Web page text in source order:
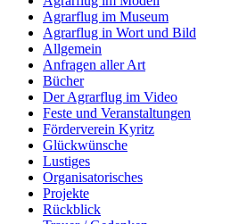
Agrarflug im Museum
Agrarflug in Wort und Bild
Allgemein
Anfragen aller Art
Bücher
Der Agrarflug im Video
Feste und Veranstaltungen
Förderverein Kyritz
Glückwünsche
Lustiges
Organisatorisches
Projekte
Rückblick